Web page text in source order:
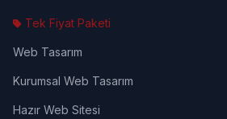
Tek Fiyat Paketi
Web Tasarım
Kurumsal Web Tasarım
Hazır Web Sitesi